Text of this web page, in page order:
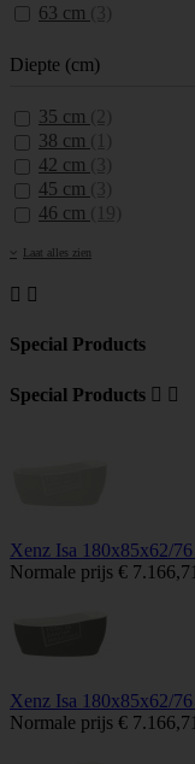
63 cm
Diepte (cm)
35 cm
38 cm
42 cm
45 cm
46 cm
Laat alles zien
 
Special Products
Special Products  
Xenz Isa 180x85x62/
Normale prijs € 7.166,71
Xenz Isa 180x85x62/
Normale prijs € 7.166,71